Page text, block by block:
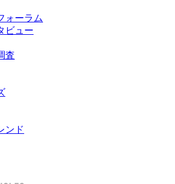
ォーラム
ビュー
査
ンド